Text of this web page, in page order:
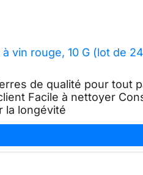
vin rouge, 10 G (lot de
de qualité pour tout
Facile à nettoyer
la longévité